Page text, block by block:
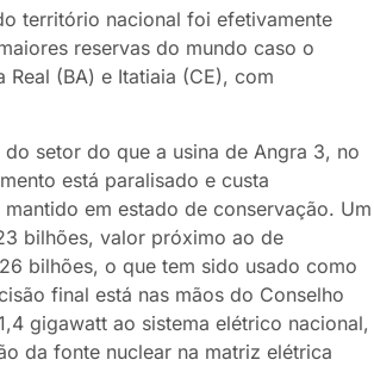
território nacional foi efetivamente
reservas do mundo caso o
(BA) e Itatiaia (CE), com
setor do que a usina de Angra 3, no
está paralisado e custa
em estado de conservação. Um
bilhões, valor próximo ao de
bilhões, o que tem sido usado como
final está nas mãos do Conselho
gigawatt ao sistema elétrico nacional,
da fonte nuclear na matriz elétrica